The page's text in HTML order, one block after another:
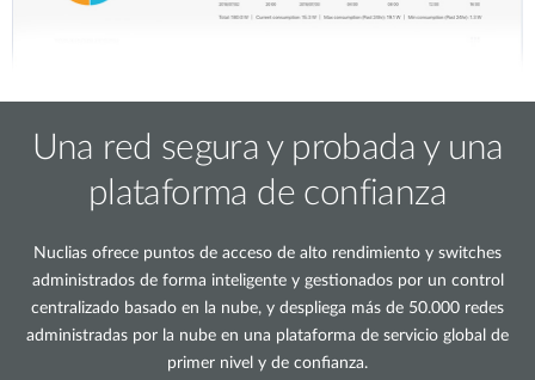
Una red segura y probada y una
plataforma de confianza
Nuclias ofrece puntos de acceso de alto rendimiento y switches
administrados de forma inteligente y gestionados por un control
centralizado basado en la nube, y despliega más de 50.000 redes
administradas por la nube en una plataforma de servicio global de
primer nivel y de confianza.